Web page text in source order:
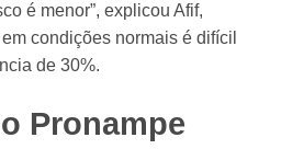
é menor”, explicou Afif,
condições normais é difícil
de 30%.
Pronampe